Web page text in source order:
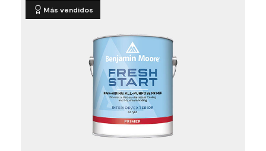
Más vendidos